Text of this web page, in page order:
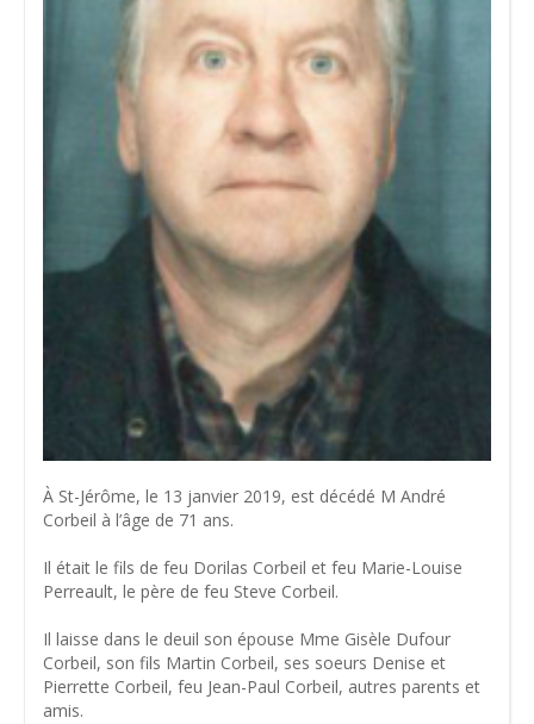
À St-Jérôme, le 13 janvier 2019, est décédé M André
Corbeil à l’âge de 71 ans.
Il était le fils de feu Dorilas Corbeil et feu Marie-Louise
Perreault, le père de feu Steve Corbeil.
Il laisse dans le deuil son épouse Mme Gisèle Dufour
Corbeil, son fils Martin Corbeil, ses soeurs Denise et
Pierrette Corbeil, feu Jean-Paul Corbeil, autres parents et
amis.